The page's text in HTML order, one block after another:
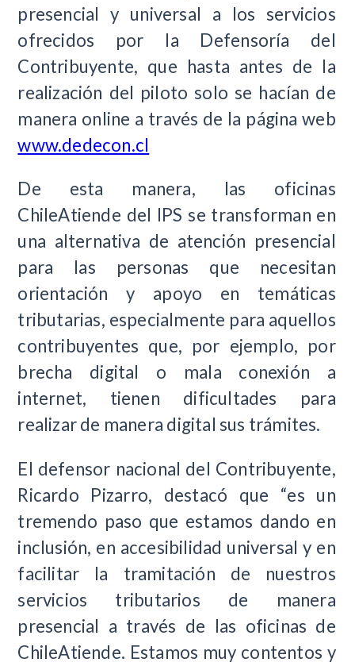
presencial y universal a los servicios
ofrecidos por la Defensoría del
Contribuyente, que hasta antes de la
realización del piloto solo se hacían de
manera online a través de la página web
www.dedecon.cl
De esta manera, las oficinas
ChileAtiende del IPS se transforman en
una alternativa de atención presencial
para las personas que necesitan
orientación y apoyo en temáticas
tributarias, especialmente para aquellos
contribuyentes que, por ejemplo, por
brecha digital o mala conexión a
internet, tienen dificultades para
realizar de manera digital sus trámites.
El defensor nacional del Contribuyente,
Ricardo Pizarro, destacó que “es un
tremendo paso que estamos dando en
inclusión, en accesibilidad universal y en
facilitar la tramitación de nuestros
servicios tributarios de manera
presencial a través de las oficinas de
ChileAtiende. Estamos muy contentos y